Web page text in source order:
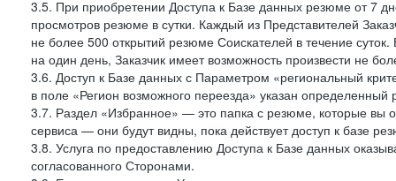
3.5. При приобретении Доступа к Базе данных резюме от 7
просмотров резюме в сутки. Каждый из Представителей
не более 500 открытий резюме Соискателей в течение
на один день, Заказчик имеет возможность произвести не
3.6. Доступ к Базе данных с Параметром «региональный
в поле «Регион возможного переезда» указан определенный
3.7. Раздел «Избранное» — это папка с резюме, которые вы
сервиса — они будут видны, пока действует доступ к базе
3.8. Услуга по предоставлению Доступа к Базе данных
согласованного Сторонами.